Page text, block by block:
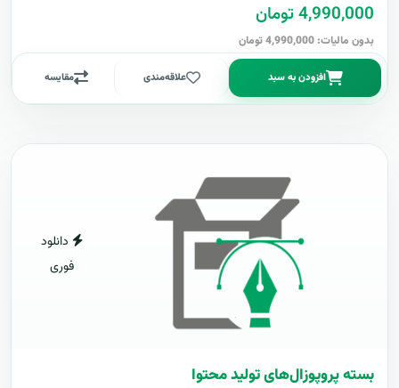
4,990,000 تومان
بدون مالیات: 4,990,000 تومان
افزودن به سبد علاقه‌مندی مقایسه
دانلود
فوری
بسته پروپوزال‌های تولید محتوا